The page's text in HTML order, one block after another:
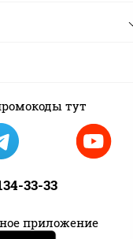
тут
33-33
приложение